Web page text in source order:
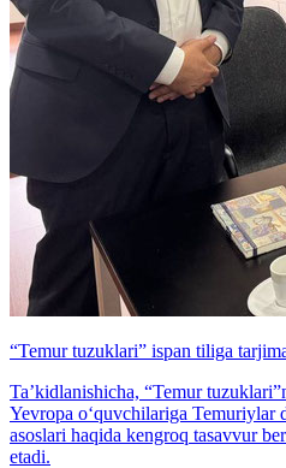
“Temur tuzuklari” ispan tiliga
Ta’kidlanishicha, “Temur
Yevropa o‘quvchilariga Temuriylar
asoslari haqida kengroq tasavvur
etadi.